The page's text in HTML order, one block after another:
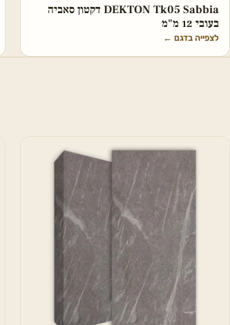
DEKTON Tk05 Sabbia דקטון סאביה
בעובי 12 מ"מ
לצפייה בדגם ←